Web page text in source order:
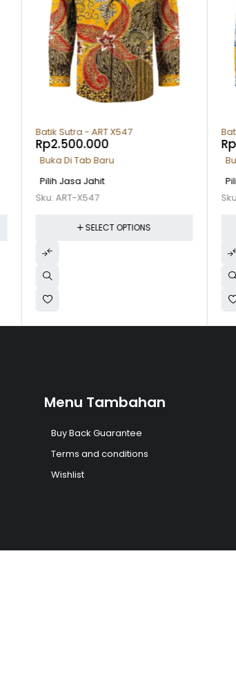
Batik Sutra - ART X547
Rp2.500.000
Buka Di Tab Baru
Pilih Jasa Jahit
Sku: ART-X547
SELECT OPTIONS
Rp
Menu Tambahan
Buy Back Guarantee
Terms and conditions
Wishlist